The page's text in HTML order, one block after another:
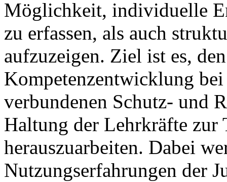
Möglichkeit, individuelle
zu erfassen, als auch
aufzuzeigen. Ziel ist es,
Kompetenzentwicklung
verbundenen Schutz- und
Haltung der Lehrkräfte zur
herauszuarbeiten. Dabei
Nutzungserfahrungen der